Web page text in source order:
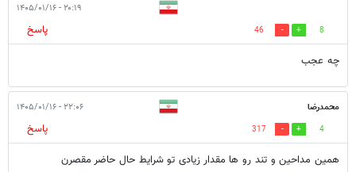
۲۰:۱۹ - ۱۴۰۵/۰۱/۱۶
8
46
پاسخ
چه عجب
محمدرضا ۲۲:۰۶ - ۱۴۰۵/۰۱/۱۶
4
317
پاسخ
همین مداحین و تند رو ها مقدار زیادی تو شرایط حال حاضر مقصرن